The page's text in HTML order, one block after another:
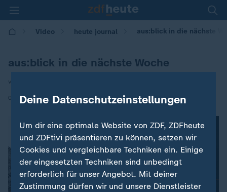
Video heute journal aus:blick in die nächste
aus:blick in die nächste Woche
von Ralf Paniczek
07.02.2021 | 21:45
Deine Datenschutzeinstellungen
Um dir eine optimale Website von ZDF, ZDFheute
und ZDFtivi präsentieren zu können, setzen wir
Cookies und vergleichbare Techniken ein. Einige
der eingesetzten Techniken sind unbedingt
erforderlich für unser Angebot. Mit deiner
Zustimmung dürfen wir und unsere Dienstleister